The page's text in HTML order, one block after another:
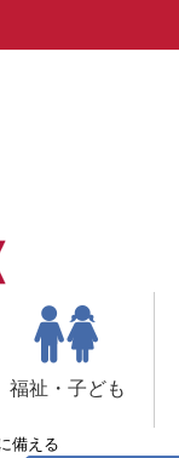
福祉・子ども
備える